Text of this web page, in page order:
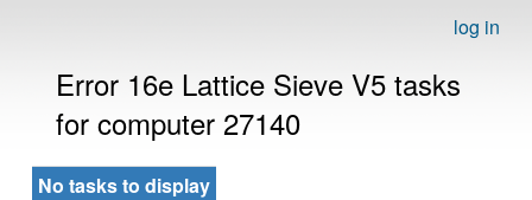
log in
Error 16e Lattice Sieve V5 tasks
for computer 27140
No tasks to display